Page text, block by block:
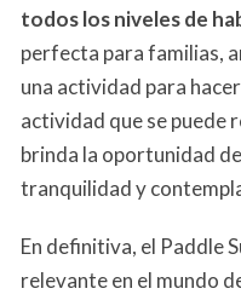
todos los niveles de
perfecta para familias,
una actividad para
actividad que se puede
brinda la oportunidad
tranquilidad y
En definitiva, el Paddle
relevante en el mundo